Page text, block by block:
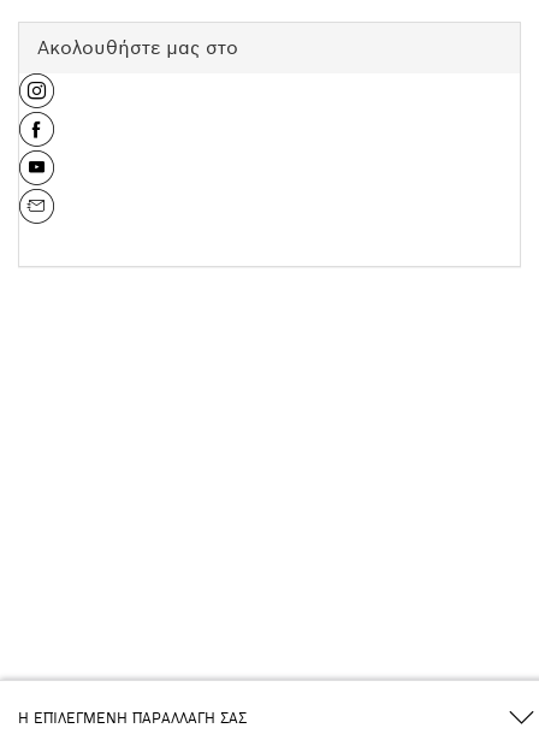
Η ΕΠΙΛΕΓΜΈΝΗ ΠΑΡΑΛΛΑΓΉ ΣΑΣ
Ακολουθήστε μας στο